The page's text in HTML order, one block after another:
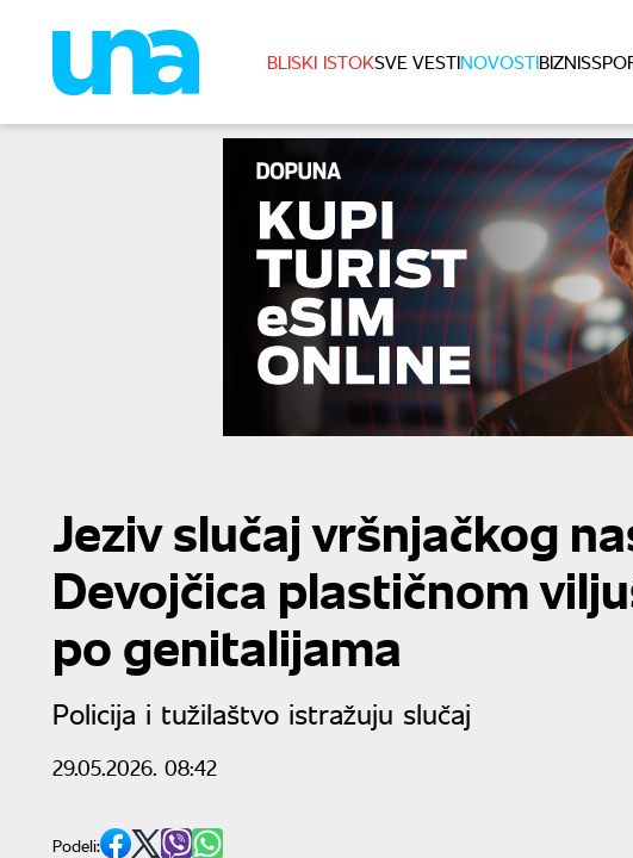
BLISKI ISTOKSVE VESTINOVOSTIBIZNIS
Jeziv slučaj vršnjačkog
Devojčica plastičnom
po genitalijama
Policija i tužilaštvo istražuju slučaj
29.05.2026. 08:42
Podeli: